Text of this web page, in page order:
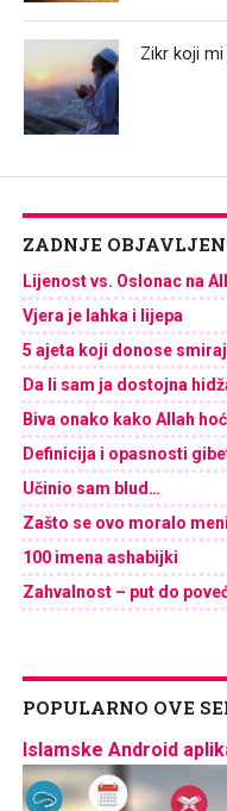
Zikr koji
ZADNJE
Lijenost vs. Oslonac na
Vjera je lahka i lijepa
5 ajeta koji donose
Da li sam ja dostojna
Biva onako kako Allah
Definicija i opasnosti
Učinio sam blud…
Zašto se ovo moralo
100 imena ashabijki
Zahvalnost – put do
POPULARNO OVE
Islamske Android